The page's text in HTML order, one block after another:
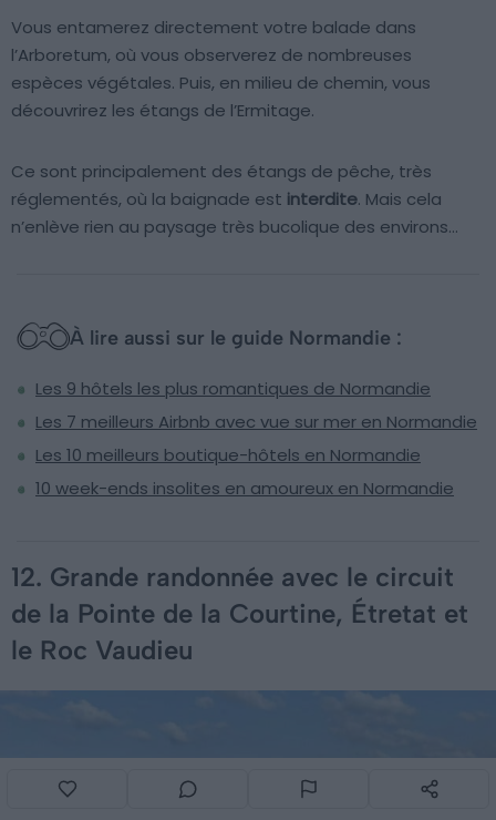
Vous entamerez directement votre balade dans
l’Arboretum, où vous observerez de nombreuses
espèces végétales. Puis, en milieu de chemin, vous
découvrirez les étangs de l’Ermitage.
Ce sont principalement des étangs de pêche, très
réglementés, où la baignade est interdite. Mais cela
n’enlève rien au paysage très bucolique des environs…
À lire aussi sur le guide Normandie :
Les 9 hôtels les plus romantiques de Normandie
Les 7 meilleurs Airbnb avec vue sur mer en Normandie
Les 10 meilleurs boutique-hôtels en Normandie
10 week-ends insolites en amoureux en Normandie
12. Grande randonnée avec le circuit
de la Pointe de la Courtine, Étretat et
le Roc Vaudieu